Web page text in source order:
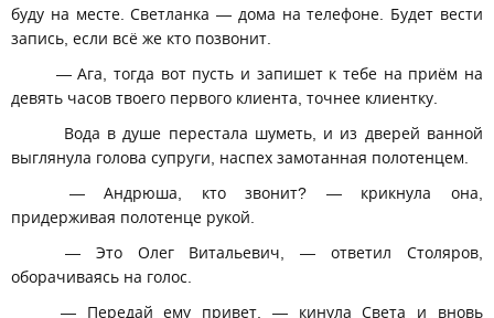
буду на месте. Светланка — дома на телефоне. Будет вести
запись, если всё же кто позвонит.
— Ага, тогда вот пусть и запишет к тебе на приём на
девять часов твоего первого клиента, точнее клиентку.
Вода в душе перестала шуметь, и из дверей ванной
выглянула голова супруги, наспех замотанная полотенцем.
— Андрюша, кто звонит? — крикнула она,
придерживая полотенце рукой.
— Это Олег Витальевич, — ответил Столяров,
оборачиваясь на голос.
— Передай ему привет, — кинула Света и вновь